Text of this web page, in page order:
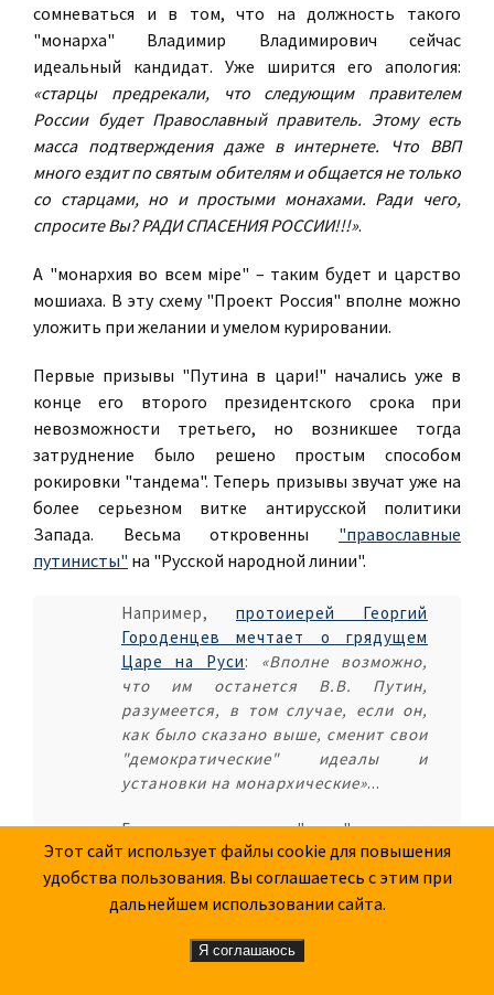
сомневаться и в том, что на должность такого
"монарха" Владимир Владимирович сейчас
идеальный кандидат. Уже ширится его апология:
«старцы предрекали, что следующим правителем
России будет Православный правитель. Этому есть
масса подтверждения даже в интернете. Что ВВП
много ездит по святым обителям и общается не только
со старцами, но и простыми монахами. Ради чего,
спросите Вы? РАДИ СПАСЕНИЯ РОССИИ!!!».
А "монархия во всем мiре" – таким будет и царство
мошиаха. В эту схему "Проект Россия" вполне можно
уложить при желании и умелом курировании.
Первые призывы "Путина в цари!" начались уже в
конце его второго президентского срока при
невозможности третьего, но возникшее тогда
затруднение было решено простым способом
рокировки "тандема". Теперь призывы звучат уже на
более серьезном витке антирусской политики
Запада. Весьма откровенны "православные
путинисты" на "Русской народной линии".
Например, протоиерей Георгий
Городенцев мечтает о грядущем
Царе на Руси: «Вполне возможно,
что им останется В.В. Путин,
разумеется, в том случае, если он,
как было сказано выше, сменит свои
"демократические" идеалы и
установки на монархические»...
Без всяких "если", как
свершившуюся реальность, это
утверждает статьяВасилия
Бидолаха: "Владимир Путин идет
«Россия, которую сейчас по Божьей
Этот сайт использует файлы cookie для повышения
удобства пользования. Вы соглашаетесь с этим при
дальнейшем использовании сайта.
Я соглашаюсь